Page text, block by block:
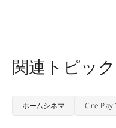
関連トピッ
ホームシネマ Cine Play 1